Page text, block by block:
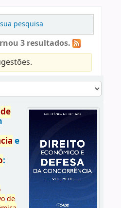
pesquisa
3 resultados.
de
e
:
de